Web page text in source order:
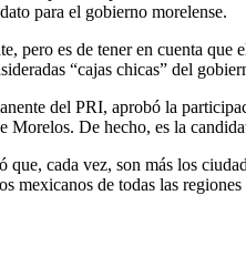
para el gobierno morelense.
pero es de tener en cuenta
“cajas chicas” del
del PRI, aprobó la
Morelos. De hecho, es la
cada vez, son más los
mexicanos de todas las regiones